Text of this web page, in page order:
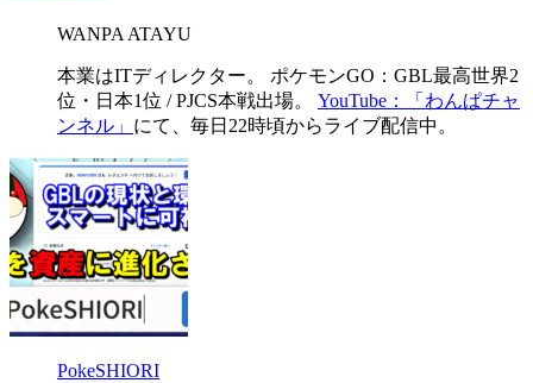
WANPA ATAYU
本業はITディレクター。 ポケモンGO：GBL最高世界2
位・日本1位 / PJCS本戦出場。 YouTube：「わんぱチャ
ンネル」 にて、毎日22時頃からライブ配信中。
PokeSHIORI